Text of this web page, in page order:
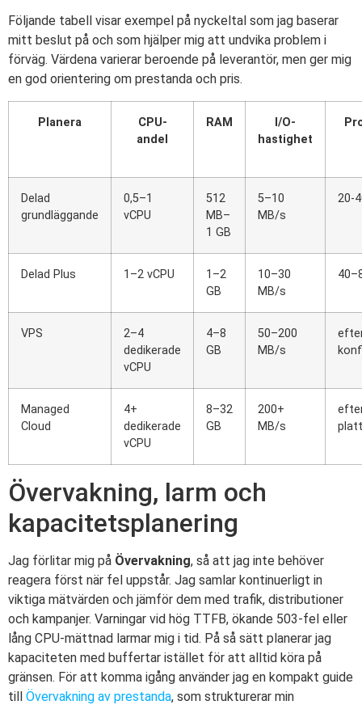
Följande tabell visar exempel på nyckeltal som jag baserar
mitt beslut på och som hjälper mig att undvika problem i
förväg. Värdena varierar beroende på leverantör, men ger mig
en god orientering om prestanda och pris.
Planera
CPU-
andel
RAM
I/O-
hastighet
Delad
grundläggande
0,5–1
vCPU
512
MB–
1 GB
5–10
MB/s
20-
Delad Plus 1–2 vCPU
1–2
GB
10–30
MB/s
VPS
2–4
dedikerade
vCPU
4–8
GB
50–200
MB/s
Managed
Cloud
4+
dedikerade
vCPU
8–32
GB
200+
MB/s
Övervakning, larm och
kapacitetsplanering
Jag förlitar mig på Övervakning, så att jag inte behöver
reagera först när fel uppstår. Jag samlar kontinuerligt in
viktiga mätvärden och jämför dem med trafik, distributioner
och kampanjer. Varningar vid hög TTFB, ökande 503-fel eller
lång CPU-mättnad larmar mig i tid. På så sätt planerar jag
kapaciteten med buffertar istället för att alltid köra på
gränsen. För att komma igång använder jag en kompakt guide
till Övervakning av prestanda, som strukturerar min